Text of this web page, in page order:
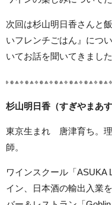
次回は杉山明日香さんと
いフレンチごはん』につ
いてお話を聞いてきまし
杉山明日香（すぎやまあす
東京生まれ 唐津育ち。
師。
ワインスクール「ASUKA
イン、日本酒の輸出入業